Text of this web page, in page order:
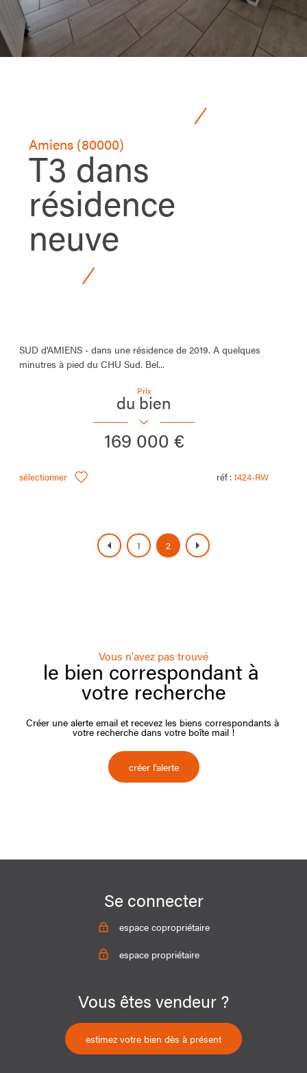
Amiens (80000)
T3 dans
résidence
neuve
SUD d'AMIENS - dans une résidence de 2019. A quelques
minutres à pied du CHU Sud. Bel...
Prix
du bien
169 000 €
sélectionner réf :1424-RW
1 2
Vous n'avez pas trouvé
le bien correspondant à
votre recherche
Créer une alerte email et recevez les biens correspondants à
votre recherche dans votre boîte mail !
créer l'alerte
Se connecter
espace copropriétaire
espace propriétaire
Vous êtes vendeur ?
estimez votre bien dès à présent